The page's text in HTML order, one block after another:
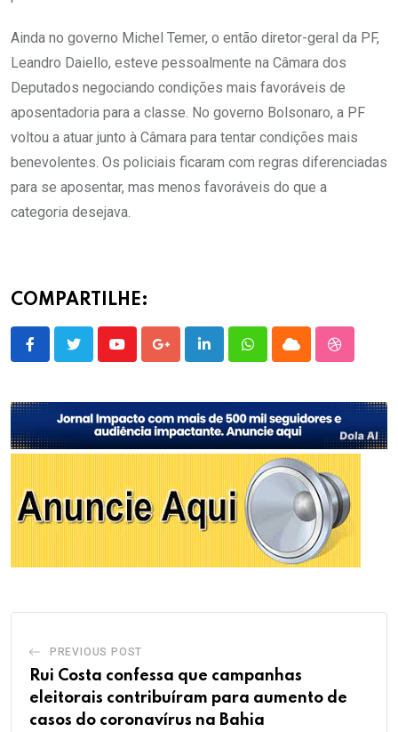
Ainda no governo Michel Temer, o então diretor-geral da PF,
Leandro Daiello, esteve pessoalmente na Câmara dos
Deputados negociando condições mais favoráveis de
aposentadoria para a classe. No governo Bolsonaro, a PF
voltou a atuar junto à Câmara para tentar condições mais
benevolentes. Os policiais ficaram com regras diferenciadas
para se aposentar, mas menos favoráveis do que a
categoria desejava.
COMPARTILHE:
YoutubeGoogle+LinkedInWhatsappCloud
PREVIOUS POST
Rui Costa confessa que campanhas
eleitorais contribuíram para aumento de
casos do coronavírus na Bahia